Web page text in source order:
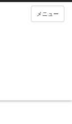
メニュー